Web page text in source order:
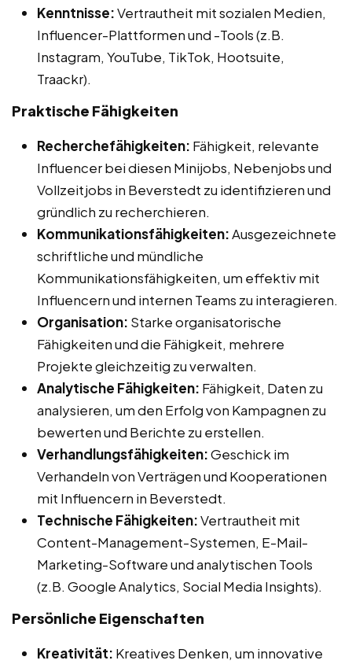
Kenntnisse:Vertrautheit mit sozialen Medien,
Influencer-Plattformen und -Tools (z.B.
Instagram, YouTube, TikTok, Hootsuite,
Traackr).
Praktische Fähigkeiten
Recherchefähigkeiten: Fähigkeit, relevante
Influencer bei diesen Minijobs, Nebenjobs und
Vollzeitjobs in Beverstedt zu identifizieren und
gründlich zu recherchieren.
Kommunikationsfähigkeiten:Ausgezeichnete
schriftliche und mündliche
Kommunikationsfähigkeiten, um effektiv mit
Influencern und internen Teams zu interagieren.
Organisation: Starke organisatorische
Fähigkeiten und die Fähigkeit, mehrere
Projekte gleichzeitig zu verwalten.
Analytische Fähigkeiten: Fähigkeit, Daten zu
analysieren, um den Erfolg von Kampagnen zu
bewerten und Berichte zu erstellen.
Verhandlungsfähigkeiten:Geschick im
Verhandeln von Verträgen und Kooperationen
mit Influencern in Beverstedt.
Technische Fähigkeiten:Vertrautheit mit
Content-Management-Systemen, E-Mail-
Marketing-Software und analytischen Tools
(z.B. Google Analytics, Social Media Insights).
Persönliche Eigenschaften
Kreativität: Kreatives Denken, um innovative